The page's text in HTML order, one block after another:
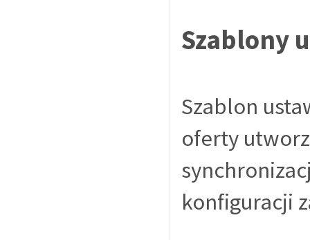
Szablony
Szablon
oferty
konfiguracji